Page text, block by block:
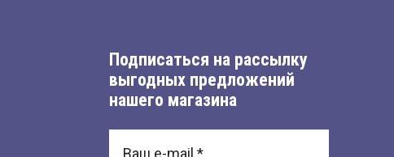
Подписаться на рассылку
выгодных предложений
нашего магазина